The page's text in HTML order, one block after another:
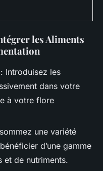
les Aliments
: Introduisez les
dans votre
à votre flore
une variété
d’une gamme
et de nutriments.